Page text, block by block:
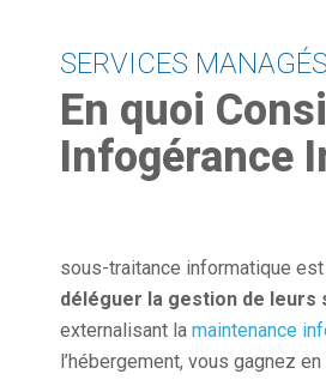
SERVICES MANAGÉS
En quoi
Infogérance
sous-traitance informatique
déléguer la gestion de leurs
externalisant la maintenance
l’hébergement, vous gagnez en